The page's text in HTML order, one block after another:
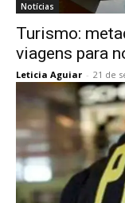
Notícias
Turismo:
viagens para
Leticia Aguiar - 21 de